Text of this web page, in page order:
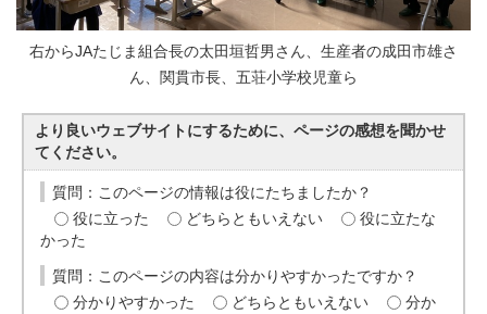
右からJAたじま組合長の太田垣哲男さん、生産者の成田市雄さ
ん、関貫市長、五荘小学校児童ら
より良いウェブサイトにするために、ページの感想を聞かせ
てください。
質問：このページの情報は役にたちましたか？
役に立った
どちらともいえない
役に立たな
かった
質問：このページの内容は分かりやすかったですか？
分かりやすかった
どちらともいえない
分か